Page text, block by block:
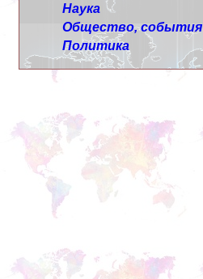
Наука
Общество, события
Политика